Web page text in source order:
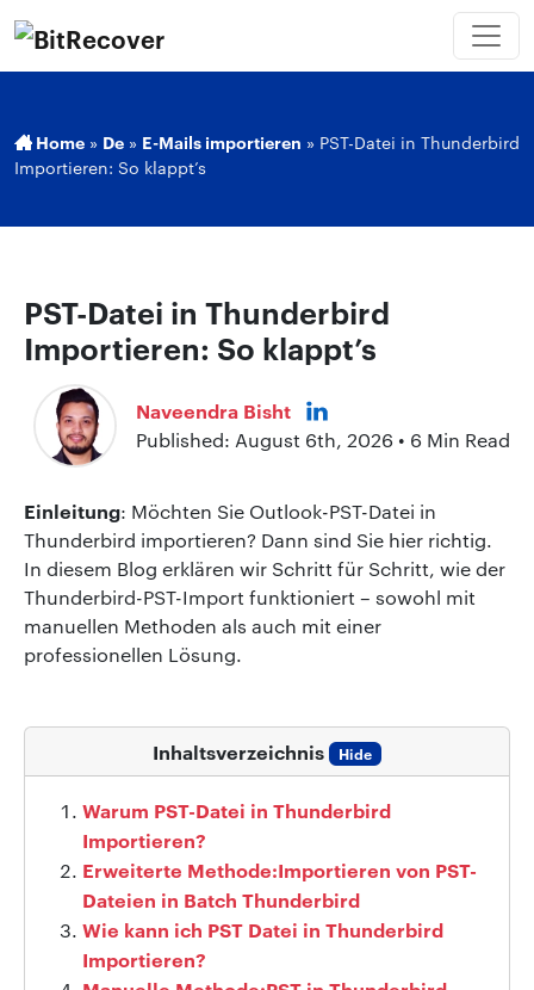
Home » De » E-Mails importieren » PST-Datei in Thunderbird
Importieren: So klappt’s
PST-Datei in Thunderbird
Importieren: So klappt’s
Naveendra Bisht
Published: August 6th, 2026 • 6 Min Read
Einleitung: Möchten Sie Outlook-PST-Datei in
Thunderbird importieren? Dann sind Sie hier richtig.
In diesem Blog erklären wir Schritt für Schritt, wieder
Thunderbird-PST-Import funktioniert – sowohl mit
manuellen Methoden als auch mit einer
professionellen Lösung.
Inhaltsverzeichnis Hide
Warum PST-Datei in Thunderbird
Importieren?
Erweiterte Methode:Importieren von PST-
Dateien in Batch Thunderbird
Wie kann ich PST Datei in Thunderbird
Importieren?